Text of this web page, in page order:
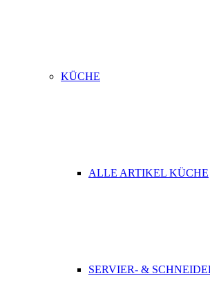
KÜCHE
ALLE ARTIKEL KÜCHE
SERVIER- &